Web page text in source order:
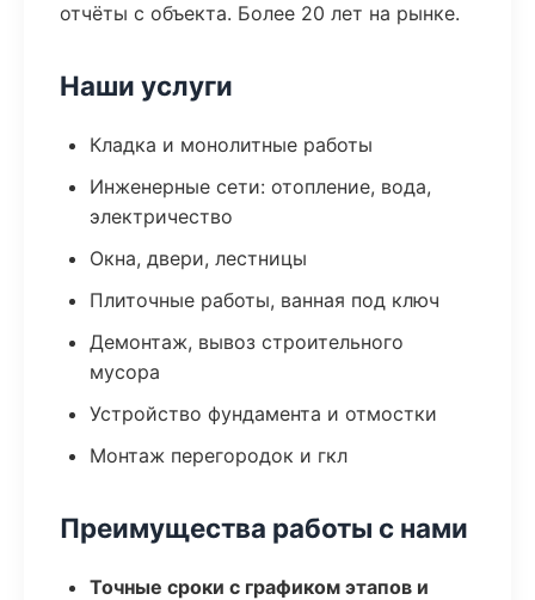
отчёты с объекта. Более 20 лет на рынке.
Наши услуги
Кладка и монолитные работы
Инженерные сети: отопление, вода,
электричество
Окна, двери, лестницы
Плиточные работы, ванная под ключ
Демонтаж, вывоз строительного
мусора
Устройство фундамента и отмостки
Монтаж перегородок и гкл
Преимущества работы с нами
Точные сроки с графиком этапов и